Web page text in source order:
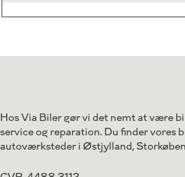
Hos Via Biler gør vi det nemt at være
service og reparation. Du finder vores
autoværksteder i Østjylland,